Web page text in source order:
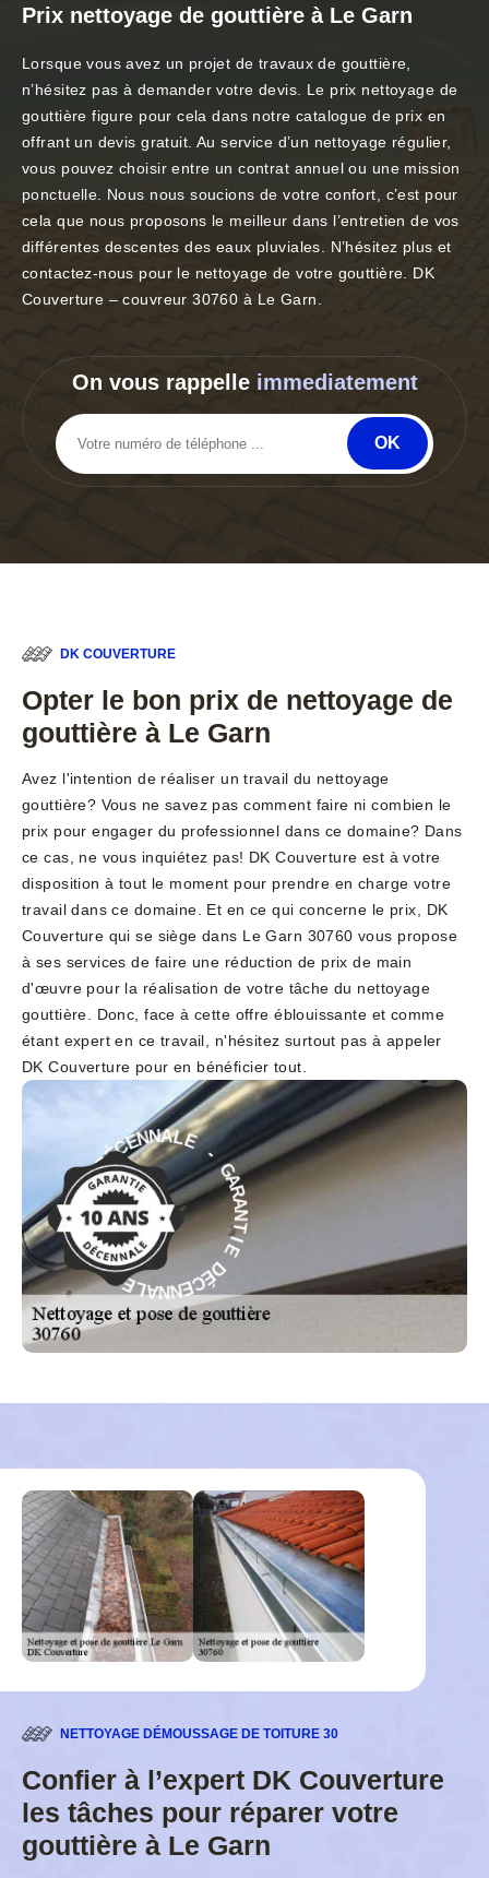
Prix nettoyage de gouttière à Le Garn
Lorsque vous avez un projet de travaux de gouttière,
n’hésitez pas à demander votre devis. Le prix nettoyage de
gouttière figure pour cela dans notre catalogue de prix en
offrant un devis gratuit. Au service d’un nettoyage régulier,
vous pouvez choisir entre un contrat annuel ou une mission
ponctuelle. Nous nous soucions de votre confort, c’est pour
cela que nous proposons le meilleur dans l’entretien de vos
différentes descentes des eaux pluviales. N’hésitez plus et
contactez-nous pour le nettoyage de votre gouttière. DK
Couverture – couvreur 30760 à Le Garn.
On vous rappelle immediatement
DK COUVERTURE
Opter le bon prix de nettoyage de
gouttière à Le Garn
Avez l'intention de réaliser un travail du nettoyage
gouttière? Vous ne savez pas comment faire ni combien le
prix pour engager du professionnel dans ce domaine? Dans
ce cas, ne vous inquiétez pas! DK Couverture est à votre
disposition à tout le moment pour prendre en charge votre
travail dans ce domaine. Et en ce qui concerne le prix, DK
Couverture qui se siège dans Le Garn 30760 vous propose
à ses services de faire une réduction de prix de main
d'œuvre pour la réalisation de votre tâche du nettoyage
gouttière. Donc, face à cette offre éblouissante et comme
étant expert en ce travail, n'hésitez surtout pas à appeler
DK Couverture pour en bénéficier tout.
G
A
R
A
N
T
I
E
D
É
C
E
N
NALE - GAR
A
N
T
I
E
D
É
C
E
N
N
A
L
E
-
NETTOYAGE DÉMOUSSAGE DE TOITURE 30
Confier à l’expert DK Couverture
les tâches pour réparer votre
gouttière à Le Garn